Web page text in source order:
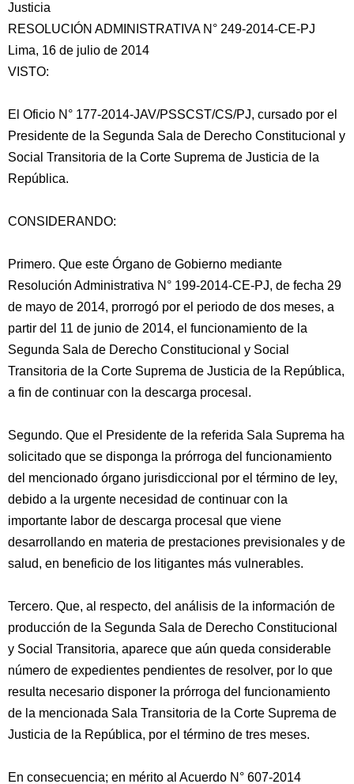
Justicia
RESOLUCIÓN ADMINISTRATIVA N° 249-2014-CE-PJ
Lima, 16 de julio de 2014
VISTO:
El Oficio N° 177-2014-JAV/PSSCST/CS/PJ, cursado por el
Presidente de la Segunda Sala de Derecho Constitucional y
Social Transitoria de la Corte Suprema de Justicia de la
República.
CONSIDERANDO:
Primero. Que este Órgano de Gobierno mediante
Resolución Administrativa N° 199-2014-CE-PJ, de fecha 29
de mayo de 2014, prorrogó por el periodo de dos meses, a
partir del 11 de junio de 2014, el funcionamiento de la
Segunda Sala de Derecho Constitucional y Social
Transitoria de la Corte Suprema de Justicia de la República,
a fin de continuar con la descarga procesal.
Segundo. Que el Presidente de la referida Sala Suprema ha
solicitado que se disponga la prórroga del funcionamiento
del mencionado órgano jurisdiccional por el término de ley,
debido a la urgente necesidad de continuar con la
importante labor de descarga procesal que viene
desarrollando en materia de prestaciones previsionales y de
salud, en beneficio de los litigantes más vulnerables.
Tercero. Que, al respecto, del análisis de la información de
producción de la Segunda Sala de Derecho Constitucional
y Social Transitoria, aparece que aún queda considerable
número de expedientes pendientes de resolver, por lo que
resulta necesario disponer la prórroga del funcionamiento
de la mencionada Sala Transitoria de la Corte Suprema de
Justicia de la República, por el término de tres meses.
En consecuencia; en mérito al Acuerdo N° 607-2014